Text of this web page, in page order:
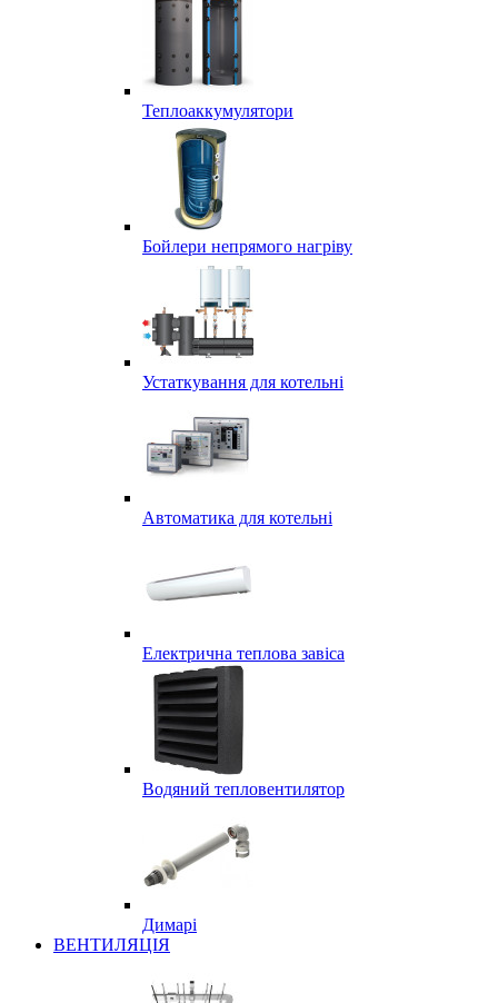
Теплоаккумулятори
Бойлери непрямого нагріву
Устаткування для котельні
Автоматика для котельні
Електрична теплова завіса
Водяний тепловентилятор
Димарі
ВЕНТИЛЯЦІЯ